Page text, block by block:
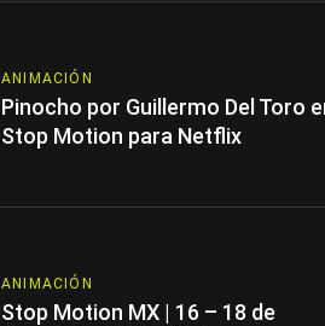
ANIMACIÓN
Pinocho por Guillermo Del Toro
Stop Motion para Netflix
ANIMACIÓN
Stop Motion MX | 16 – 18 de